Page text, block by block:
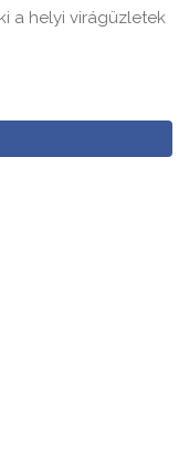
a helyi virágüzletek